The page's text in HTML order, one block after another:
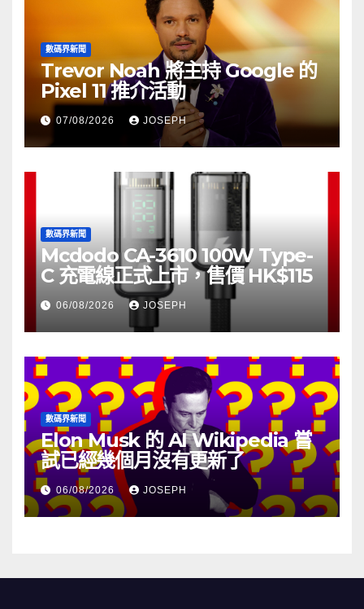
數碼界新聞
Trevor Noah 將主持 Google 的
Pixel 11 推介活動
07/08/2026 JOSEPH
數碼界新聞
Mcdodo CA-3610 100W Type-
C 充電線正式上市，售價 HK$115
06/08/2026 JOSEPH
數碼界新聞
Elon Musk 的 AI Wikipedia 嘗
試已經幾個月沒有更新了
06/08/2026 JOSEPH